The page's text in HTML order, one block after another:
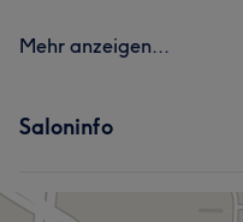
Mehr anzeigen...
Saloninfo